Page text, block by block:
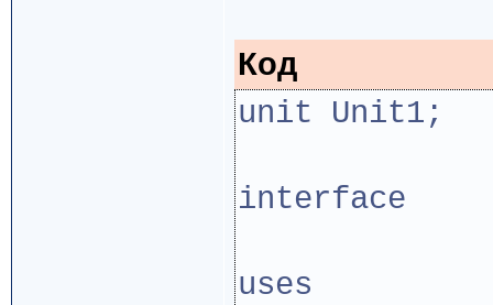
Код
unit Unit1;
interface
uses